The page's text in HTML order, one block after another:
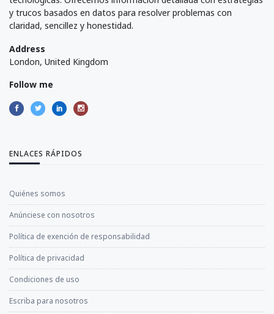
y trucos basados en datos para resolver problemas con
claridad, sencillez y honestidad.
Address
London, United Kingdom
Follow me
ENLACES RÁPIDOS
Quiénes somos
Anúnciese con nosotros
Política de exención de responsabilidad
Política de privacidad
Condiciones de uso
Escriba para nosotros